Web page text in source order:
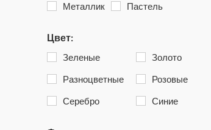
Металлик Пастель
Цвет:
Зеленые
Золото
Разноцветные
Розовые
Серебро
Синие